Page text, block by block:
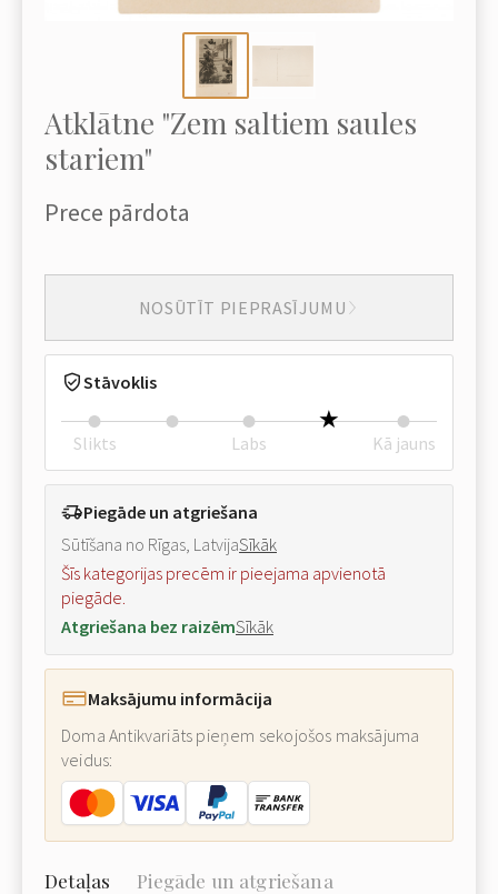
Atklātne "Zem saltiem saules
stariem"
Prece pārdota
NOSŪTĪT PIEPRASĪJUMU
Stāvoklis
Slikts Labs Kā jauns
Piegāde un atgriešana
Sūtīšana no Rīgas, LatvijaSīkāk
Šīs kategorijas precēm ir pieejama apvienotā
piegāde.
Atgriešana bez raizēmSīkāk
Maksājumu informācija
Doma Antikvariāts pieņem sekojošos maksājuma
veidus:
Detaļas Piegāde un atgriešana